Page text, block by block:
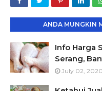
ANDA MUNGKIN
Info Harga
Serang,
July 02, 2020